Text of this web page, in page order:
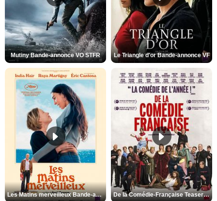
Mutiny Bande-annonce VO STFR Le Triangle d'or Bande-annonce VF
Les Matins merveilleux Bande-annonce VF De la Comédie-Française Teaser VF